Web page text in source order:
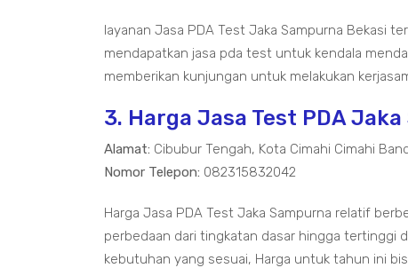
layanan Jasa PDA Test Jaka Sampurna Bekasi
mendapatkan jasa pda test untuk kendala
memberikan kunjungan untuk melakukan
3. Harga Jasa Test PDA
Alamat: Cibubur Tengah, Kota Cimahi Cimahi
Nomor Telepon: 082315832042
Harga Jasa PDA Test Jaka Sampurna relatif
perbedaan dari tingkatan dasar hingga tertinggi
kebutuhan yang sesuai, Harga untuk tahun ini